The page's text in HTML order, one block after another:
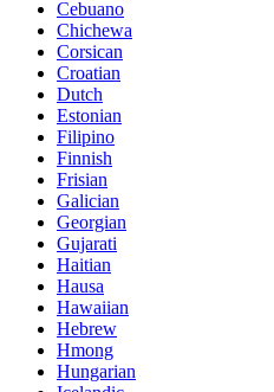
Cebuano
Chichewa
Corsican
Croatian
Dutch
Estonian
Filipino
Finnish
Frisian
Galician
Georgian
Gujarati
Haitian
Hausa
Hawaiian
Hebrew
Hmong
Hungarian